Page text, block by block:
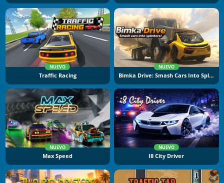
NUEVO
Traffic Racing
NUEVO
Bimka Drive: Smash Cars Into Splinters
NUEVO
Max Speed
NUEVO
I8 City Driver